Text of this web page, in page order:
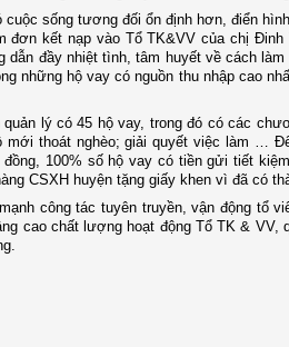
sống tương đối ổn định hơn, điển
đơn kết nạp vào Tổ TK&VV của chị
đầy nhiệt tình, tâm huyết về cách
những hộ vay có nguồn thu nhập cao
lý có 45 hộ vay, trong đó có các
mới thoát nghèo; giải quyết việc làm …
100% số hộ vay có tiền gửi tiết
CSXH huyện tặng giấy khen vì đã có
công tác tuyên truyền, vận động tổ
cao chất lượng hoạt động Tổ TK &